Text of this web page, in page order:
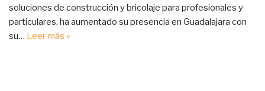
soluciones de construcción y bricolaje para profesionales y
particulares, ha aumentado su presencia en Guadalajara con
su… Leer más »